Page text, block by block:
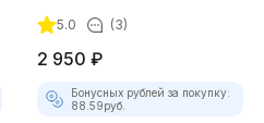
предметов
5.0 (3)
2 950 ₽
Бонусных рублей за покупку:
88.59руб.